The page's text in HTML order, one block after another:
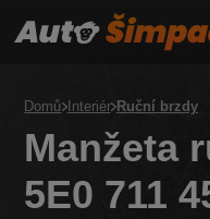
Domů Interiér Ruční brzdy
Manžeta
5E0 711